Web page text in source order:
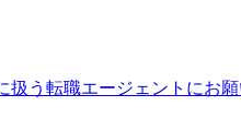
扱う転職エージェントにお